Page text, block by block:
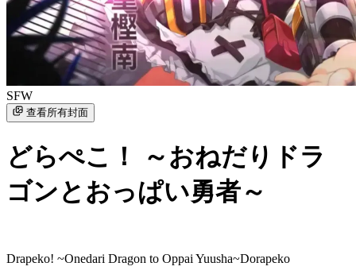
SFW
查看所有封面
どらぺこ！ ～おねだりドラ
ゴンとおっぱい勇者～
Drapeko! ~Onedari Dragon to Oppai Yuusha~Dorapeko